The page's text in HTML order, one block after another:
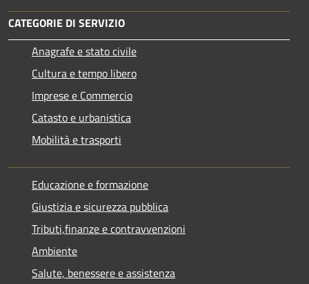
CATEGORIE DI SERVIZIO
Anagrafe e stato civile
Cultura e tempo libero
Imprese e Commercio
Catasto e urbanistica
Mobilità e trasporti
Educazione e formazione
Giustizia e sicurezza pubblica
Tributi,finanze e contravvenzioni
Ambiente
Salute, benessere e assistenza